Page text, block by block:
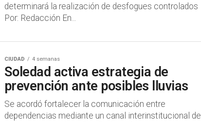
determinará la realización de desfogues controlados
Por: Redacción En...
CIUDAD 4 semanas
Soledad activa estrategia de
prevención ante posibles lluvias
Se acordó fortalecer la comunicación entre
dependencias mediante un canal interinstitucional de